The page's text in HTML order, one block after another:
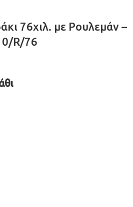
76χιλ. με Ρουλεμάν –
R/76